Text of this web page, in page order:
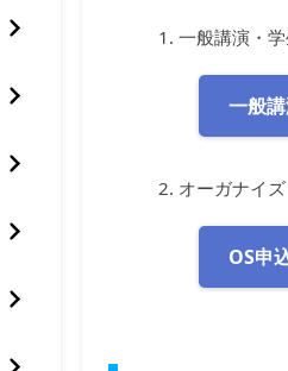
一般講演・
一般
オーガナイ
OS申